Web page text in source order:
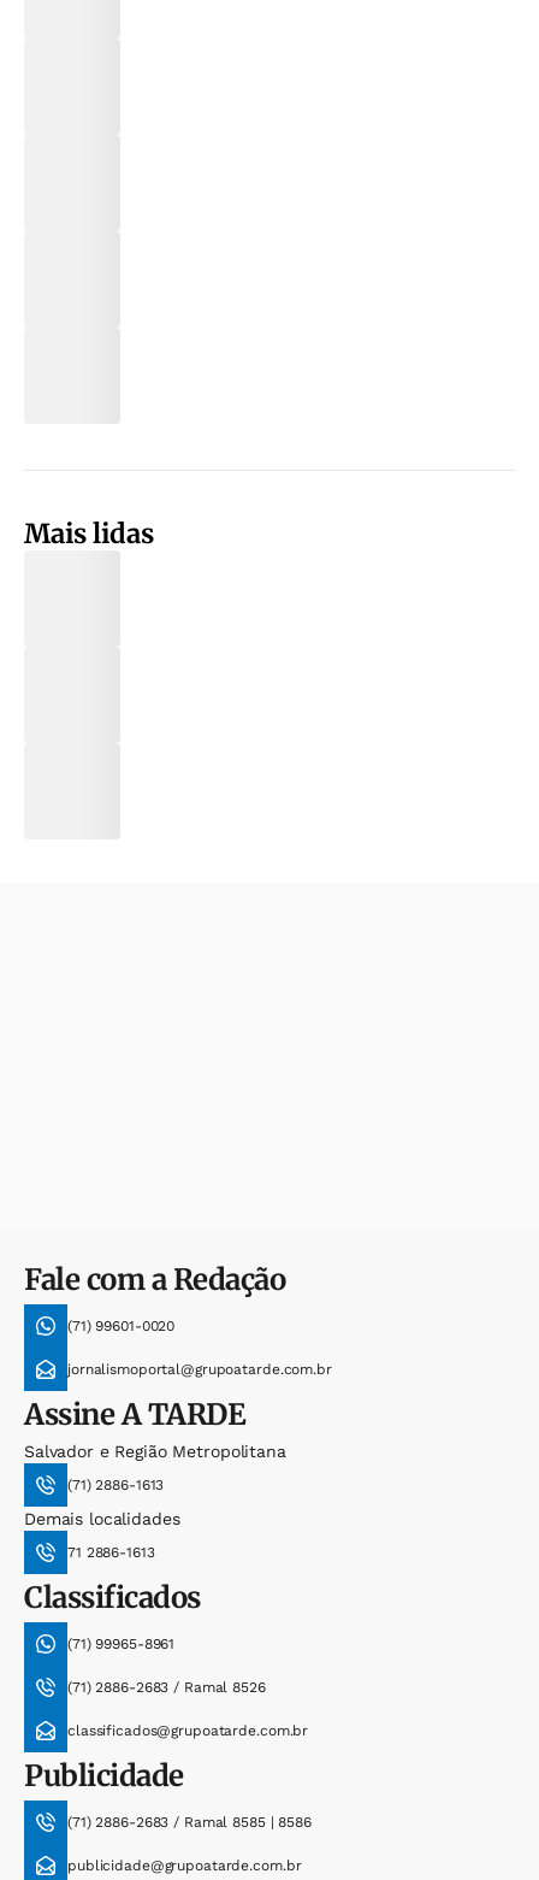
Mais lidas
Fale com a Redação
(71) 99601-0020
jornalismoportal@grupoatarde.com.br
AssineA TARDE
Salvador e Região Metropolitana
(71) 2886-1613
Demais localidades
71 2886-1613
Classificados
(71) 99965-8961
(71) 2886-2683 / Ramal 8526
classificados@grupoatarde.com.br
Publicidade
(71) 2886-2683 / Ramal 8585 | 8586
publicidade@grupoatarde.com.br